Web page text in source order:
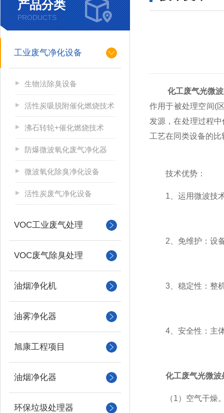
产品分类
PRODUCTS
工业废气净化设备
生物法除臭设备
活性炭吸脱附催化燃烧技术
沸石转轮+催化燃烧技术
防爆微波氧化废气净化器
微波氧化除臭净化设备
活性炭废气净化设备
VOC工业废气处理
VOC废气除臭处理
油烟净化机
油雾净化器
旭康工程项目
油烟净化器
环保垃圾处理器
化工废气光微
作用于被处理空间(
发源，在处理过程
工艺在同类设备的
技术优势：
1、运用微波技术
2、免维护：设备
3、稳定性：整机
4、安全性：主体
化工废气光微波
（1）空气干燥。